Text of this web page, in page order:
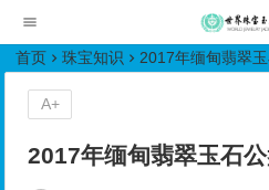
首页 珠宝知识 2017年缅甸翡翠
2017年缅甸翡翠玉石
A+